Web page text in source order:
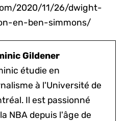
2020/11/26/dwight-
en-ben-simmons/
Gildener
étudie en
à l'Université de
Il est passionné
NBA depuis l'âge de